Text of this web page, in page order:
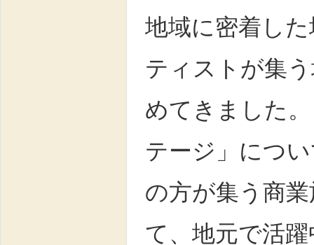
地域に密着し
ティストが集
めてきました
テージ」につ
の方が集う商
て、地元で活